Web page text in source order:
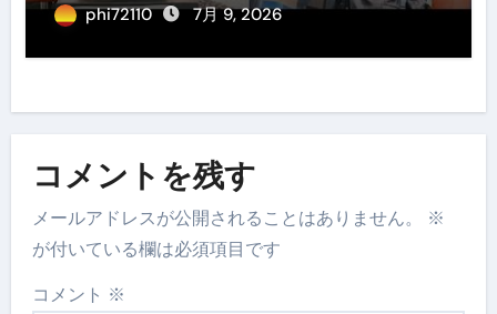
phi72110 7月 9, 2026
コメントを残す
メールアドレスが公開されることはありません。
※
が付いている欄は必須項目です
コメント ※